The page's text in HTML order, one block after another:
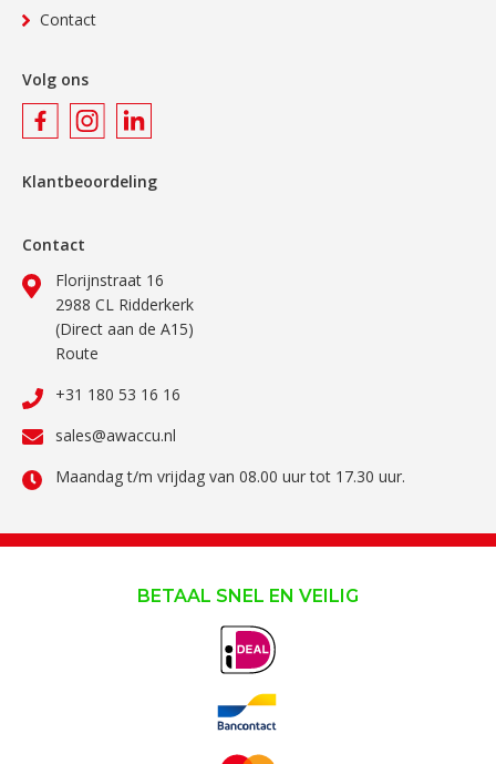
Contact
Volg ons
Klantbeoordeling
Contact
Florijnstraat 16
2988 CL Ridderkerk
(Direct aan de A15)
Route
+31 180 53 16 16
sales@awaccu.nl
Maandag t/m vrijdag van 08.00 uur tot 17.30 uur.
BETAAL SNEL EN VEILIG